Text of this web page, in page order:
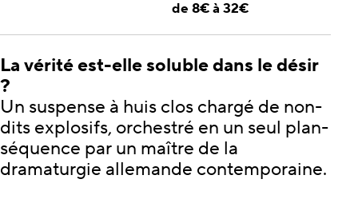
de 8€ à 32€
La vérité est-elle soluble dans le désir
?
Un suspense à huis clos chargé de non-
dits explosifs, orchestré en un seul plan-
séquence par un maître de la
dramaturgie allemande contemporaine.